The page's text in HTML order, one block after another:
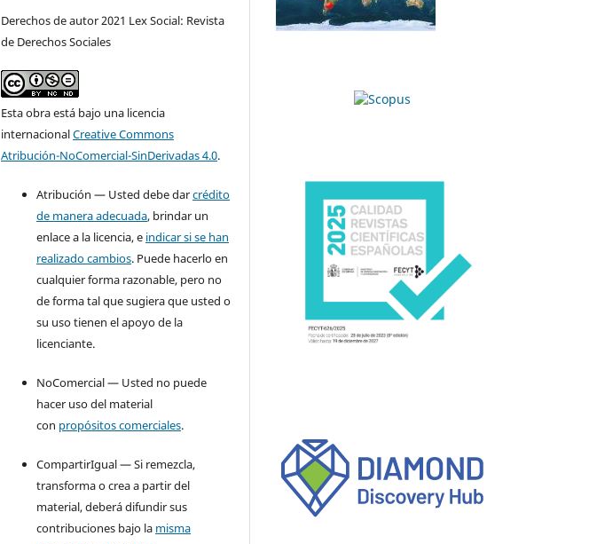
Derechos de autor 2021 Lex Social: Revista
de Derechos Sociales
Esta obra está bajo una licencia
internacionalCreative Commons
Atribución-NoComercial-SinDerivadas 4.0.
Atribución — Usted debe darcrédito
de manera adecuada, brindar un
enlace a la licencia, e indicar si se han
realizado cambios. Puede hacerlo en
cualquier forma razonable, pero no
de forma tal que sugiera que usted o
su uso tienen el apoyo de la
licenciante.
NoComercial — Usted no puede
hacer uso del material
con propósitos comerciales.
CompartirIgual — Si remezcla,
transforma o crea a partir del
material, deberá difundir sus
contribuciones bajo la misma